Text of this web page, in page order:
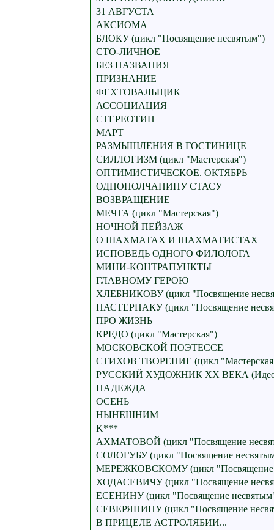
31 АВГУСТА
АКСИОМА
БЛОКУ (цикл "Посвящение несвятым")
СТО-ЛИЧНОЕ
БЕЗ НАЗВАНИЯ
ПРИЗНАНИЕ
ФЕХТОВАЛЬЩИК
АССОЦИАЦИЯ
СТЕРЕОТИП
МАРТ
РАЗМЫШЛЕНИЯ В ГОСТИНИЦЕ
СИЛЛОГИЗМ (цикл "Мастерская")
ОПТИМИСТИЧЕСКОЕ. ОКТЯБРЬ
ОДНОПОЛЧАНИНУ СТАСУ
ВОЗВРАЩЕНИЕ
МЕЧТА (цикл "Мастерская")
НОЧНОЙ ПЕЙЗАЖ
О ШАХМАТАХ И ШАХМАТИСТАХ
ИСПОВЕДЬ ОДНОГО ФИЛОЛОГА
МИНИ-КОНТРАПУНКТЫ
ГЛАВНОМУ ГЕРОЮ
ХЛЕБНИКОВУ (цикл "Посвящение
ПАСТЕРНАКУ (цикл "Посвящение
ПРО ЖИЗНЬ
КРЕДО (цикл "Мастерская")
МОСКОВСКОЙ ПОЭТЕССЕ
СТИХОВ ТВОРЕНИЕ (цикл
РУССКИЙ ХУДОЖНИК ХХ ВЕКА
НАДЕЖДА
ОСЕНЬ
НЫНЕШНИМ
K***
АХМАТОВОЙ (цикл "Посвящение
СОЛОГУБУ (цикл "Посвящение
МЕРЕЖКОВСКОМУ (цикл "Посвящение
ХОДАСЕВИЧУ (цикл "Посвящение
ЕСЕНИНУ (цикл "Посвящение
СЕВЕРЯНИНУ (цикл "Посвящение
В ПРИЦЕЛЕ АСТРОЛЯБИИ...